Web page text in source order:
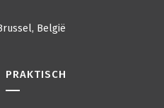
België
PRAKTISCH